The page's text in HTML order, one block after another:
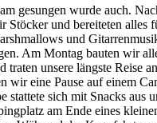
gesungen wurde auch.
Stöcker und bereiteten alles
und
Am Montag bauten wir
traten unsere längste Reise
wir eine Pause auf einem
stattete sich mit Snacks aus
am Ende eines